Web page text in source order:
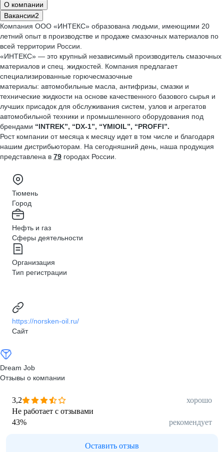
О компании
Вакансии2
Компания ООО «ИНТЕКС» образована людьми, имеющими 20
летний опыт в производстве и продаже смазочных материалов по
всей территории России.
«ИНТЕКС» — это крупный независимый производитель смазочных
материалов и спец. жидкостей. Компания предлагает
специализированные горючесмазочные
материалы: автомобильные масла, антифризы, смазки и
технические жидкости на основе качественного базового сырья и
лучших присадок для обслуживания систем, узлов и агрегатов
автомобильной техники и промышленного оборудования под
брендами “INTREK”, “DX-1”, “YMIOIL”, “PROFFI”.
Рост компании от месяца к месяцу идет в том числе и благодаря
нашим дистрибьюторам. На сегодняшний день, наша продукция
представлена в 79 городах России.
Тюмень
Город
Нефть и газ
Сферы деятельности
Организация
Тип регистрации
https://norsken-oil.ru/
Сайт
Dream Job
Отзывы о компании
3,2
хорошо
Не работает с отзывами
43% рекомендует
Оставить отзыв